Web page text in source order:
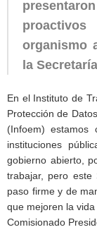
organismo
la
En el Instituto de
Protección de
(Infoem) estamos
instituciones
gobierno abierto,
trabajar, pero este
paso firme y de
que mejoren la
Comisionado